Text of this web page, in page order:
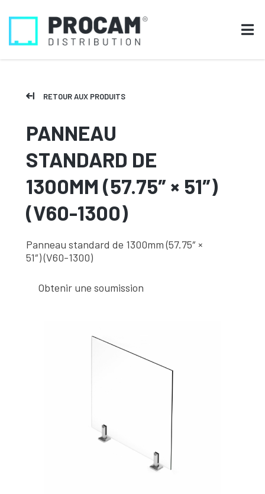
RETOUR AUX PRODUITS
PANNEAU
STANDARD DE
1300MM (57.75″ × 51″)
(V60-1300)
Panneau standard de 1300mm (57.75″ ×
51″) (V60-1300)
Obtenir une soumission